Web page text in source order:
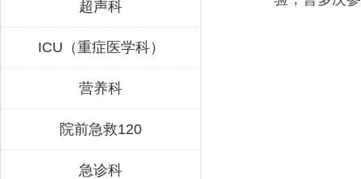
超声科
ICU（重症医学科）
营养科
院前急救120
急诊科